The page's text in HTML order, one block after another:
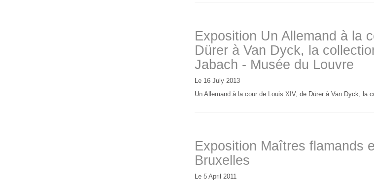
Exposition Un Allemand à la
Dürer à Van Dyck, la
Jabach - Musée du Louvre
Le 16 July 2013
Un Allemand à la cour de Louis XIV, de Dürer à Van Dyck, la
Exposition Maîtres flamands
Bruxelles
Le 5 April 2011